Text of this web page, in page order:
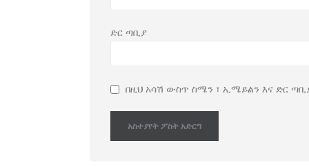
ድር ጣቢያ
በዚህ አሳሽ ውስጥ ስሜን ፣ ኢሜይልን እና ድር